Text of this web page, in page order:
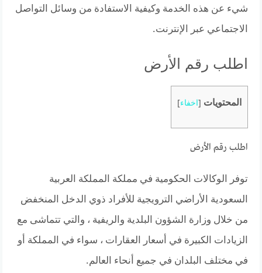
شيء عن هذه الخدمة وكيفية الاستفادة من وسائل التواصل
الاجتماعي عبر الإنترنت.
اطلب رقم الأرض
المحتويات [اخفاء]
اطلب رقم الأرض
توفر الوكالات الحكومية في مملكة المملكة العربية
السعودية الأراضي الترويجية للأفراد ذوي الدخل المنخفض
من خلال وزارة الشؤون البلدية والريفية ، والتي تتماشى مع
الزيادات الكبيرة في أسعار العقارات ، سواء في المملكة أو
في مختلف البلدان في جميع أنحاء العالم.